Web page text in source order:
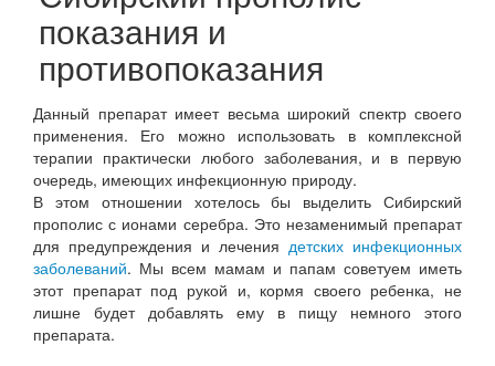
показания и
противопоказания
Данный препарат имеет весьма широкий спектр своего
применения. Его можно использовать в комплексной
терапии практически любого заболевания, и в первую
очередь, имеющих инфекционную природу.
В этом отношении хотелось бы выделить Сибирский
прополис с ионами серебра. Это незаменимый препарат
для предупреждения и лечения детских инфекционных
заболеваний. Мы всем мамам и папам советуем иметь
этот препарат под рукой и, кормя своего ребенка, не
лишне будет добавлять ему в пищу немного этого
препарата.